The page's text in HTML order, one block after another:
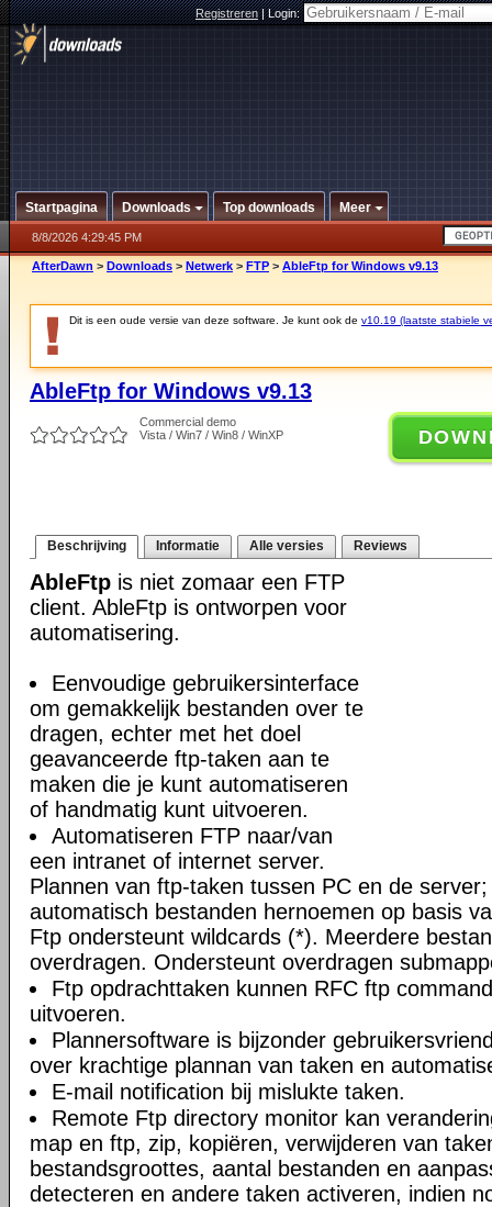
Registreren|Login:
Startpagina Downloads Top downloads Meer
8/8/2026 4:29:45 PM
AfterDawn > Downloads > Netwerk > FTP > AbleFtp for Windows v9.13
Dit is een oude versie van deze software. Je kunt ook de v10.19 (laatste stabiele
AbleFtp for Windows v9.13
Commercial demo
Vista / Win7 / Win8 / WinXP
Beschrijving Informatie Alle versies Reviews
AbleFtp is niet zomaar een FTP
client. AbleFtp is ontworpen voor
automatisering.
Eenvoudige gebruikersinterface
om gemakkelijk bestanden over te
dragen, echter met het doel
geavanceerde ftp-taken aan te
maken die je kunt automatiseren
of handmatig kunt uitvoeren.
Automatiseren FTP naar/van
een intranet of internet server.
Plannen van ftp-taken tussen PC en de
automatisch bestanden hernoemen op basis
Ftp ondersteunt wildcards (*). Meerdere
overdragen. Ondersteunt overdragen
Ftp opdrachttaken kunnen RFC ftp
uitvoeren.
Plannersoftware is bijzonder
over krachtige plannan van taken en
E-mail notification bij mislukte taken.
Remote Ftp directory monitor kan
map en ftp, zip, kopiëren, verwijderen van
bestandsgroottes, aantal bestanden en
detecteren en andere taken activeren, indien